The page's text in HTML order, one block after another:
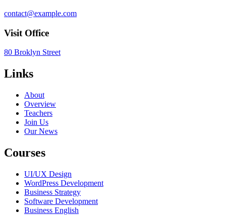
contact@example.com
Visit Office
80 Broklyn Street
Links
About
Overview
Teachers
Join Us
Our News
Courses
UI/UX Design
WordPress Development
Business Strategy
Software Development
Business English